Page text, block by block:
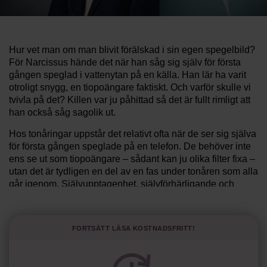
Hur vet man om man blivit förälskad i sin egen spegelbild?
För Narcissus hände det när han såg sig själv för första
gången speglad i vattenytan på en källa. Han lär ha varit
otroligt snygg, en tiopoängare faktiskt. Och varför skulle vi
tvivla på det? Killen var ju påhittad så det är fullt rimligt att
han också såg sagolik ut.
Hos tonåringar uppstår det relativt ofta när de ser sig själva
för första gången speglade på en telefon. De behöver inte
ens se ut som tiopoängare – sådant kan ju olika filter fixa –
utan det är tydligen en del av en fas under tonåren som alla
går igenom. Självupptagenhet, självförhärligande och
heter Narcissus, varken i för- eller i efternamn. Men dragen
Fortsätt läsa kostnadsfritt!